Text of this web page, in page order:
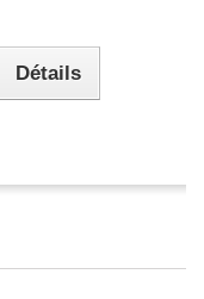
Détails